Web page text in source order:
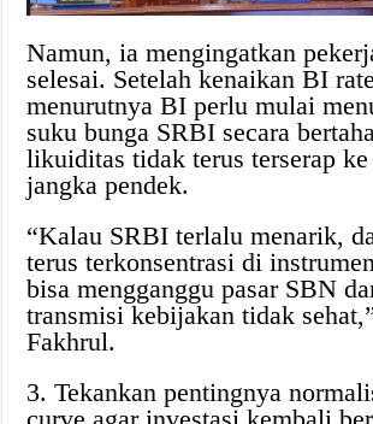
Namun, ia mengingatkan
selesai. Setelah kenaikan BI
menurutnya BI perlu mulai
suku bunga SRBI secara
likuiditas tidak terus terserap
jangka pendek.
“Kalau SRBI terlalu menarik,
terus terkonsentrasi di
bisa mengganggu pasar SBN
transmisi kebijakan tidak
Fakhrul.
3. Tekankan pentingnya